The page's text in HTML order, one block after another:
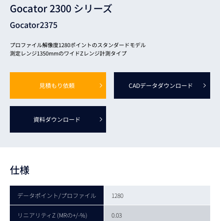
Gocator 2300 シリーズ
Gocator2375
プロファイル解像度1280ポイントのスタンダードモデル
測定レンジ1350mmのワイドZレンジ計測タイプ
見積もり依頼 CADデータダウンロード
資料ダウンロード
仕様
データポイント/プロファイル 1280
リニアリティZ (MRの+/-%) 0.03